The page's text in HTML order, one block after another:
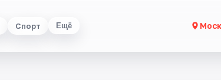
Спорт Ещё